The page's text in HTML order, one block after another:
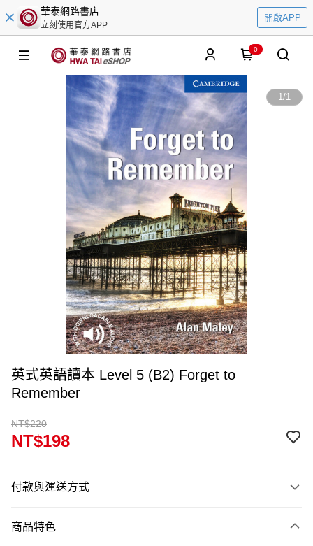
華泰網路書店
立刻使用官方APP
開啟APP
0
1/1
英式英語讀本 Level 5 (B2) Forget to
Remember
NT$220
NT$198
付款與運送方式
信用卡一次付款
商品特色